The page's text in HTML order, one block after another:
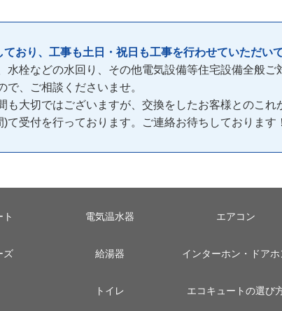
おり、工事も土日・祝日も工事を行わせていただいて
水栓などの水回り、その他電気設備等住宅設備全般ご
、ご相談くださいませ。
も大切ではございますが、交換をしたお客様とのこれ
て受付を行っております。ご連絡お待ちしております！
ト 電気温水器 エアコン
ズ 給湯器 インターホン・ドアホ
トイレ エコキュートの選び